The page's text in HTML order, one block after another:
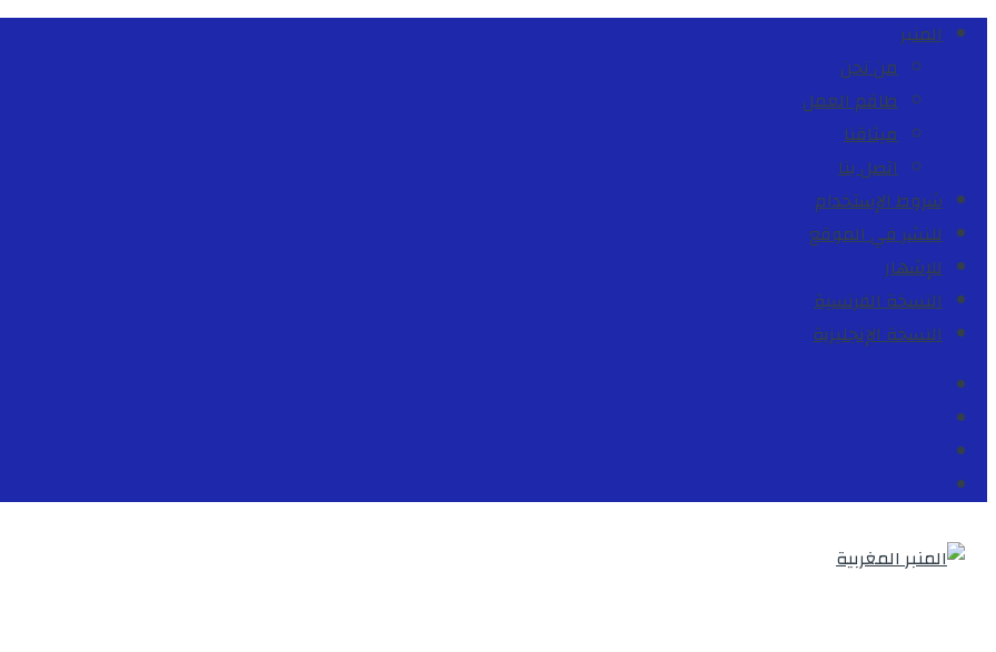
المنبر
من نحن
طاقم العمل
ميثاقنا
اتصل بنا
شروط الإستخدام
للنشر في الموقع
للإشهار
النسخة الفرنسية
النسخة الإنجليزية